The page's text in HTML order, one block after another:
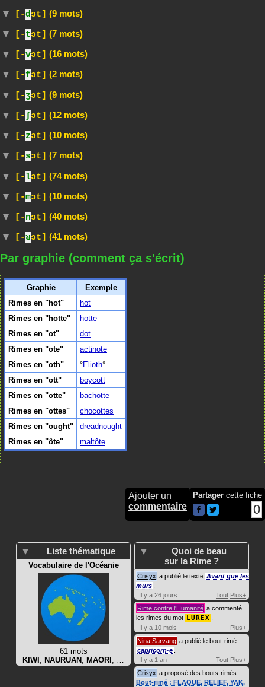
[-dɔt] (9 mots)
[-tɔt] (7 mots)
[-vɔt] (16 mots)
[-fɔt] (2 mots)
[-ʒɔt] (9 mots)
[- ∫ɔt] (12 mots)
[-zɔt] (10 mots)
[-sɔt] (7 mots)
[-lɔt] (74 mots)
[-mɔt] (10 mots)
[-nɔt] (40 mots)
[-ʁɔt] (41 mots)
Par graphie (comment ça s'écrit)
Graphie
Exemple
Rimes en "hot"
hot
Rimes en "hotte"
hotte
Rimes en "ot"
dot
Rimes en "ote"
actinote
Rimes en "oth"
Elioth
Rimes en "ott"
boycott
Rimes en "otte"
bachotte
Rimes en "ottes"
chocottes
Rimes en "ought"
dreadnought
Rimes en "ôte"
maltôte
Ajouter un
commentaire
Partager cette fiche
0
Liste thématique
Vocabulaire de l'Océanie
61 mots
KIWI , NAURUAN , MAORI , …
Quoi de beau
sur la Rime ?
Crisyx a publié le texte Avant que les
murs .
Il y a 26 jours
Tout Plus+
Rime contre l'Humanité a commenté
les rimes du mot LUREX .
Il y a 10 mois
Plus+
Nina Sarvang a publié le bout-rimé
capricorn·e .
Il y a 1 an
Tout Plus+
Crisyx a proposé des bouts-rimés :
Bout-rimé : FLAQUE, RELIEF, YAK,